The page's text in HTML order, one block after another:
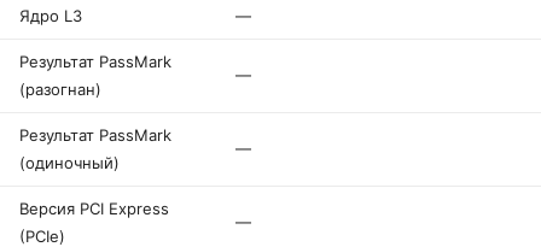
Ядро L3 —
Результат PassMark
(разогнан)
—
Результат PassMark
(одиночный)
—
Версия PCI Express
(PCIe)
—